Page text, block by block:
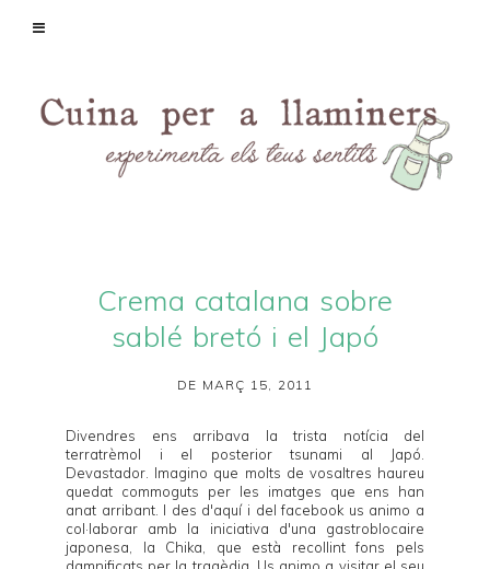
Crema catalana sobre
sablé bretó i el Japó
DE MARÇ 15, 2011
Divendres ens arribava la trista notícia del
terratrèmol i el posterior tsunami al Japó.
Devastador. Imagino que molts de vosaltres haureu
quedat commoguts per les imatges que ens han
anat arribant. I des d'aquí i delfacebook us animo a
col·laborar amb la iniciativa d'una gastroblocaire
japonesa, la Chika, que està recollint fons pels
damnificats per la tragèdia. Us animo a visitar el seu